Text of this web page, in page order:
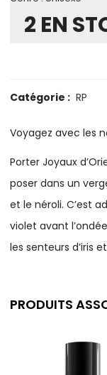
2 EN
Catégorie : RP
Voyagez avec les
Porter Joyaux
poser dans un
et le néroli. C’est
violet avant
les senteurs d’iris
PRODUITS